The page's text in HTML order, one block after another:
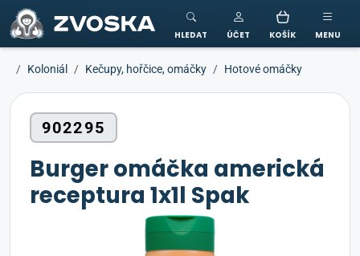
ZVOSKA
HLEDAT ÚČET KOŠÍK MENU
Koloniál Kečupy, hořčice, omáčky Hotové omáčky
902295
Burger omáčka americká
receptura 1x1l Spak